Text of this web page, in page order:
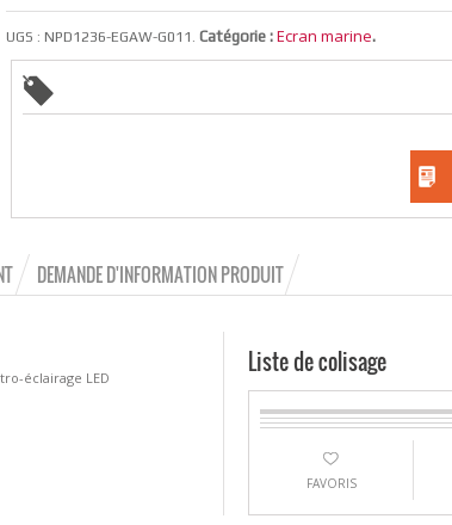
UGS : NPD1236-EGAW-G011 . Catégorie :Ecran marine.
DEMANDE D'INFORMATION PRODUIT
éclairage LED
Liste de colisage
FAVORIS